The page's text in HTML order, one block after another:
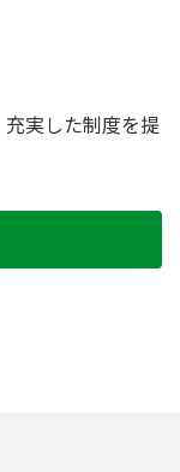
実した制度を提